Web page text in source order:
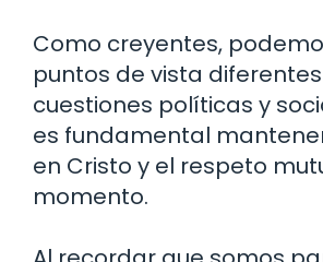
Como creyentes,
puntos de vista
cuestiones políticas y
es fundamental
en Cristo y el respeto
momento.